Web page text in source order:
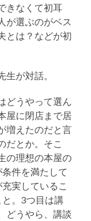
きなくて初耳
が選ぶのがベス
とは？などが初
が対話。
どうやって選ん
屋に閉店まで居
増えたのだと言
だとか。そこ
の理想の本屋の
件を満たして
実しているこ
。3つ目は講
どうやら、講談